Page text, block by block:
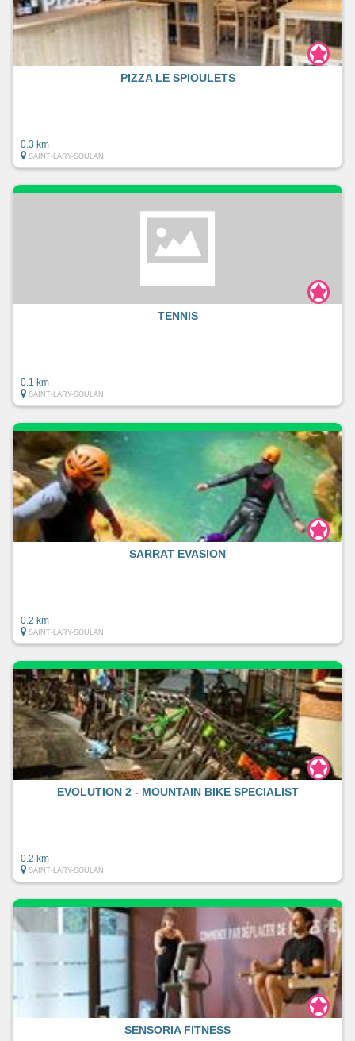
PIZZA LE SPIOULETS
0.3 km
SAINT-LARY-SOULAN
TENNIS
0.1 km
SAINT-LARY-SOULAN
SARRAT EVASION
0.2 km
SAINT-LARY-SOULAN
EVOLUTION 2 - MOUNTAIN BIKE SPECIALIST
0.2 km
SAINT-LARY-SOULAN
SENSORIA FITNESS